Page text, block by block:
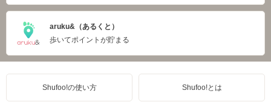
aruku&（あるくと）
歩いてポイントが貯まる
Shufoo!の使い方 Shufoo!とは